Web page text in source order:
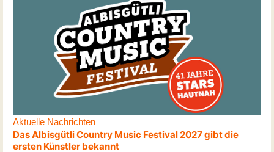
Aktuelle Nachrichten
Das Albisgütli Country Music Festival 2027 gibt die
ersten Künstler bekannt